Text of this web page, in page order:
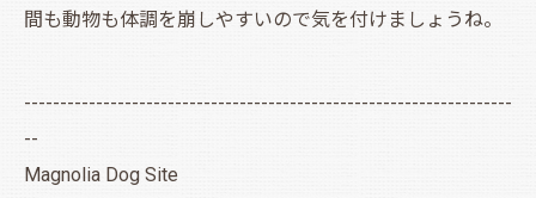
間も動物も体調を崩しやすいので気を付けましょうね。
--------------------------------------------------------------------
--
Magnolia Dog Site